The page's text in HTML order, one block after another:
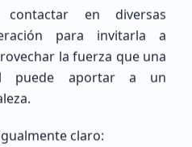
Lopez
Ciudad de México
contactar en diversas
para invitarla a
la fuerza que una
puede aportar a un
claro: